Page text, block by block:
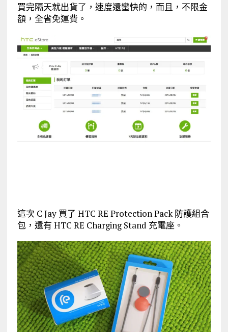
買完隔天就出貨了，速度還蠻快的，而且，不限金
額，全省免運費。
這次 C Jay 買了 HTC RE Protection Pack 防護組合
包，還有 HTC RE Charging Stand 充電座。